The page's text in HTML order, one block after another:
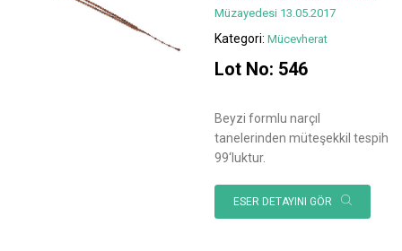
Müzayedesi 13.05.2017
Kategori: Mücevherat
Lot No: 546
Beyzi formlu narçıl
tanelerinden müteşekkil tespih
99‘luktur.
ESER DETAYINI GÖR